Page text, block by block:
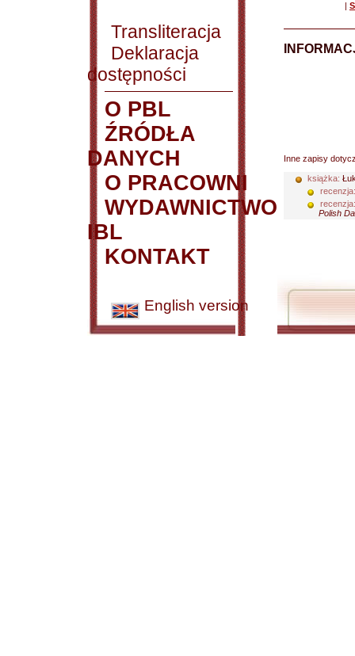
Transliteracja
Deklaracja
dostępności
O PBL
ŹRÓDŁA
DANYCH
O PRACOWNI
WYDAWNICTWO
IBL
KONTAKT
English version
|
Inne zapisy
książka:
recenzja:
recenzja:
Polish